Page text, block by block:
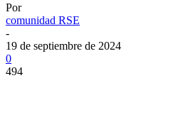
Por
comunidad RSE
-
19 de septiembre de 2024
0
494